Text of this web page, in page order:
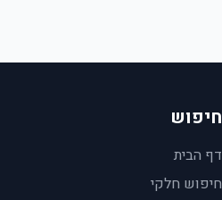
חיפוש
דף הבית
חיפוש חלקי